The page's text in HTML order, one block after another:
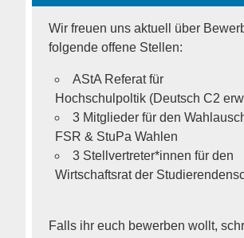
Wir freuen uns aktuell über
folgende offene Stellen:
AStA Referat für
Hochschulpoltik (Deutsch C2
3 Mitglieder für den
FSR & StuPa Wahlen
3 Stellvertreter*innen für den
Wirtschaftsrat der
Falls ihr euch bewerben wollt,